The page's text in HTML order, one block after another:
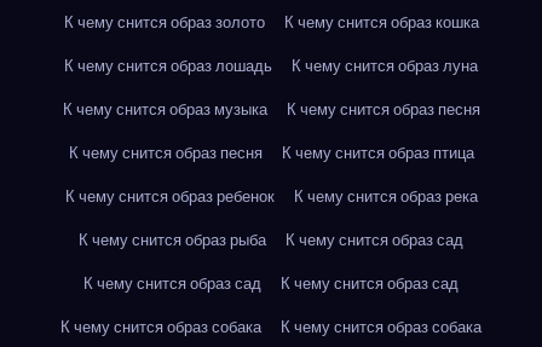
К чему снится образ золото
К чему снится образ кошка
К чему снится образ лошадь
К чему снится образ луна
К чему снится образ музыка
К чему снится образ песня
К чему снится образ песня
К чему снится образ птица
К чему снится образ ребенок
К чему снится образ река
К чему снится образ рыба
К чему снится образ сад
К чему снится образ сад
К чему снится образ сад
К чему снится образ собака
К чему снится образ собака